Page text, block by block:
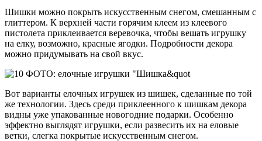
Шишки можно покрыть искусственным снегом, смешанным с
глиттером. К верхней части горячим клеем из клеевого
пистолета приклеивается веревочка, чтобы вешать игрушку
на елку, возможно, красные ягодки. Подробности декора
можно придумывать на свой вкус.
Вот варианты елочных игрушек из шишек, сделанные по той
же технологии. Здесь среди приклеенного к шишкам декора
видны уже упакованные новогодние подарки. Особенно
эффектно выглядят игрушки, если развесить их на еловые
ветки, слегка покрытые искусственным снегом.